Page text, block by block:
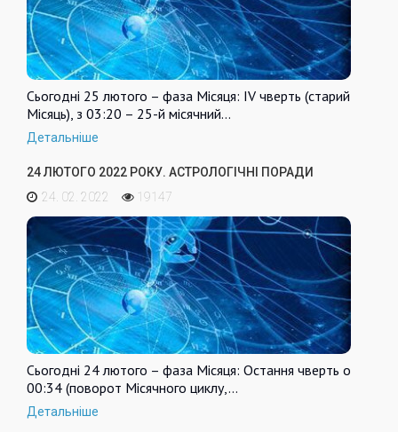
Сьогодні 25 лютого – фаза Місяця: IV чверть (старий
Місяць), з 03:20 – 25-й місячний…
Детальніше
24 ЛЮТОГО 2022 РОКУ. АСТРОЛОГІЧНІ ПОРАДИ
24. 02. 2022
19147
Сьогодні 24 лютого – фаза Місяця: Остання чверть о
00:34 (поворот Місячного циклу,…
Детальніше